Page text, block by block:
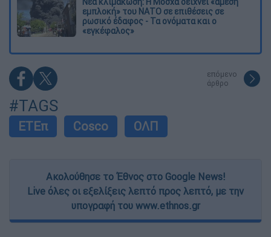
εμπλοκή» του ΝΑΤΟ σε επιθέσεις σε
ρωσικό έδαφος - Τα ονόματα και ο
«εγκέφαλος»
επόμενο
άρθρο
#TAGS
ΕΤΕπ Cosco ΟΛΠ
Ακολούθησε το Έθνος στο Google News!
Live όλες οι εξελίξεις λεπτό προς λεπτό, με την
υπογραφή του www.ethnos.gr